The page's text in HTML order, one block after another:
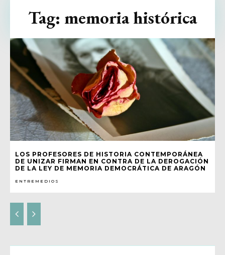
LOS PROFESORES DE HISTORIA CONTEMPORÁNEA
DE UNIZAR FIRMAN EN CONTRA DE LA DEROGACIÓN
DE LA LEY DE MEMORIA DEMOCRÁTICA DE ARAGÓN
ENTREMEDIOS
Tag: memoria histórica